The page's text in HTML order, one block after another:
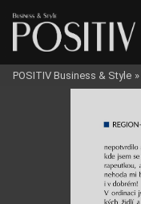
POSITIV Business & Style »